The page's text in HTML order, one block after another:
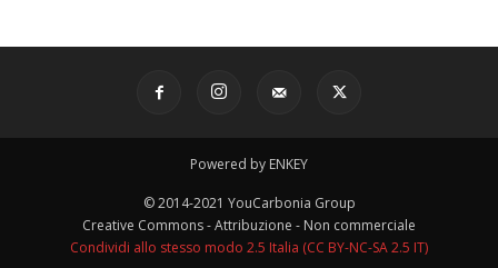
Powered by ENKEY
© 2014-2021 YouCarbonia Group
Creative Commons - Attribuzione - Non commerciale
Condividi allo stesso modo 2.5 Italia (CC BY-NC-SA 2.5 IT)